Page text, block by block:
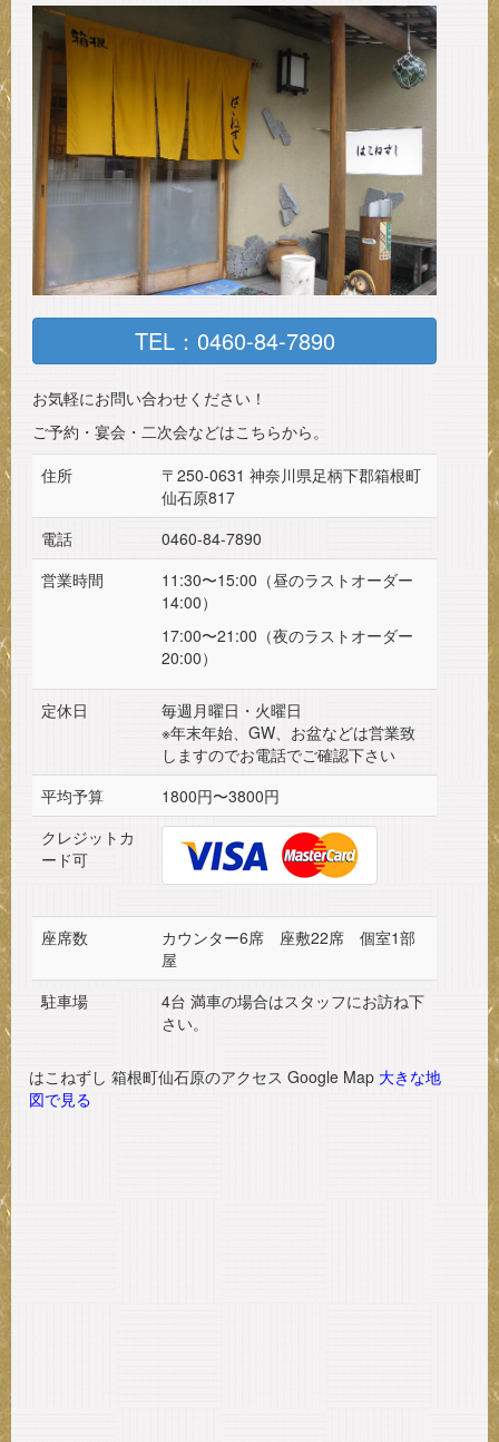
TEL：0460-84-7890
お気軽にお問い合わせください！
ご予約・宴会・二次会などはこちらから。
住所
〒250-0631 神奈川県足柄下郡箱根町
仙石原817
電話
0460-84-7890
営業時間
11:30〜15:00（昼のラストオーダー
14:00）
17:00〜21:00（夜のラストオーダー
20:00）
定休日
毎週月曜日・火曜日
※年末年始、GW、お盆などは営業致
しますのでお電話でご確認下さい
平均予算
1800円〜3800円
クレジットカ
ード可
座席数
カウンター6席 座敷22席 個室1部
屋
駐車場
4台 満車の場合はスタッフにお訪ね下
さい。
はこねずし 箱根町仙石原のアクセス Google Map 大きな地
図で見る